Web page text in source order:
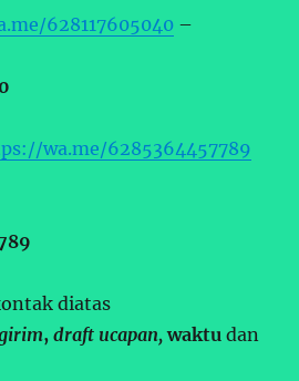
628117605040 –
wa.me/6285364457789
diatas
,draft ucapan,waktudan